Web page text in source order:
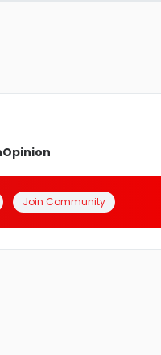
Opinion
Join Community